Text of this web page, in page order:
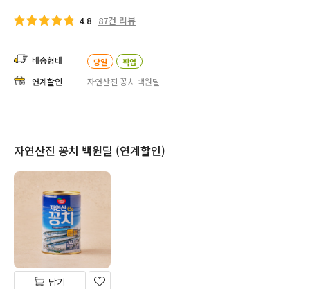
4.8 87건 리뷰
배송형태 당일 픽업
연계할인 자연산진 꽁치 백원딜
자연산진 꽁치 백원딜 (연계할인)
담기